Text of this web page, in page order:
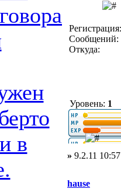
в
Сообщений:
Откуда:
Уровень: 1
» 9.2.11 10:57
hause